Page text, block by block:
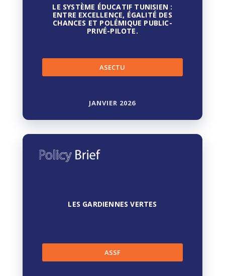
LE SYSTÈME ÉDUCATIF TUNISIEN :
ENTRE EXCELLENCE, ÉGALITÉ DES
CHANCES ET POLÉMIQUE PUBLIC-
PRIVÉ-PILOTE.
ASECTU
JANVIER 2026
LES GARDIENNES VERTES
ASSF